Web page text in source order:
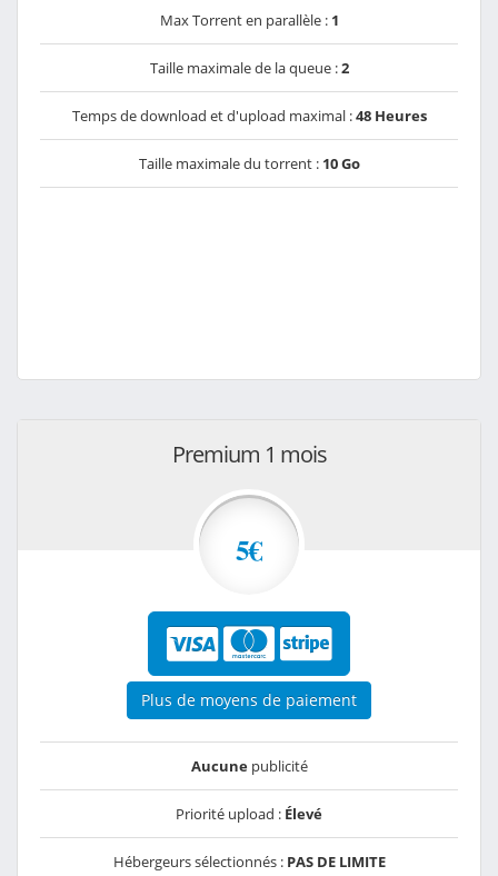
Max Torrent en parallèle : 1
Taille maximale de la queue :2
Temps de download et d'upload maximal :48 Heures
Taille maximale du torrent : 10 Go
Premium 1 mois
5€
Plus de moyens de paiement
Aucunepublicité
Priorité upload : Élevé
Hébergeurs sélectionnés : PAS DE LIMITE